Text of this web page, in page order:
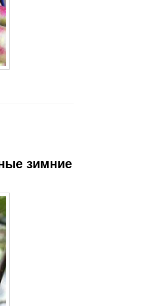
зимние